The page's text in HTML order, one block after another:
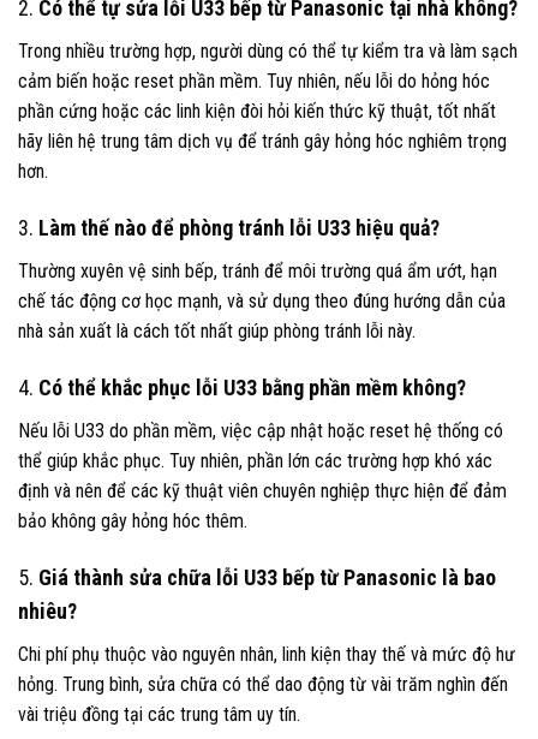
2. Có thể tự sửa lỗi U33 bếp từ Panasonic tại nhà không?
Trong nhiều trường hợp, người dùng có thể tự kiểm tra và làm sạch
cảm biến hoặc reset phần mềm. Tuy nhiên, nếu lỗi do hỏng hóc
phần cứng hoặc các linh kiện đòi hỏi kiến thức kỹ thuật, tốt nhất
hãy liên hệ trung tâm dịch vụ để tránh gây hỏng hóc nghiêm trọng
hơn.
3. Làm thế nào để phòng tránh lỗi U33 hiệu quả?
Thường xuyên vệ sinh bếp, tránh để môi trường quá ẩm ướt, hạn
chế tác động cơ học mạnh, và sử dụng theo đúng hướng dẫn của
nhà sản xuất là cách tốt nhất giúp phòng tránh lỗi này.
4. Có thể khắc phục lỗi U33 bằng phần mềm không?
Nếu lỗi U33 do phần mềm, việc cập nhật hoặc reset hệ thống có
thể giúp khắc phục. Tuy nhiên, phần lớn các trường hợp khó xác
định và nên để các kỹ thuật viên chuyên nghiệp thực hiện để đảm
bảo không gây hỏng hóc thêm.
5. Giá thành sửa chữa lỗi U33 bếp từ Panasonic là bao
nhiêu?
Chi phí phụ thuộc vào nguyên nhân, linh kiện thay thế và mức độ hư
hỏng. Trung bình, sửa chữa có thể dao động từ vài trăm nghìn đến
vài triệu đồng tại các trung tâm uy tín.